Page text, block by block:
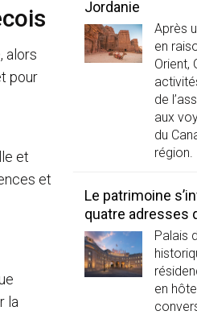
alors
pour
et
et
la
Jordanie
Après
en
Orient,
de
aux
du
région.
Le patrimoine
quatre adresses
Palais
en